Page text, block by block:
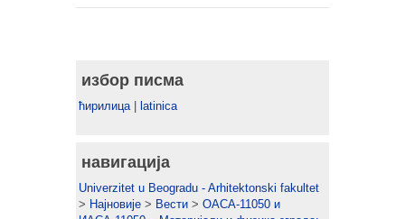
избор писма
ћирилица| latinica
навигација
Univerzitet u Beogradu - Arhitektonski fakultet
> Најновије > Вести > ОАСА-11050 и